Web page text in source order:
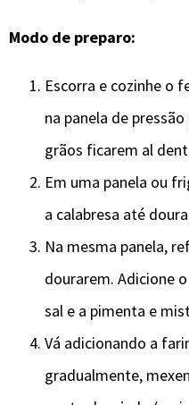
Modo de preparo:
Escorra e cozinhe o
na panela de
grãos ficarem al
Em uma panela ou
a calabresa até
Na mesma panela,
dourarem. Adicione
sal e a pimenta e
Vá adicionando a
gradualmente,